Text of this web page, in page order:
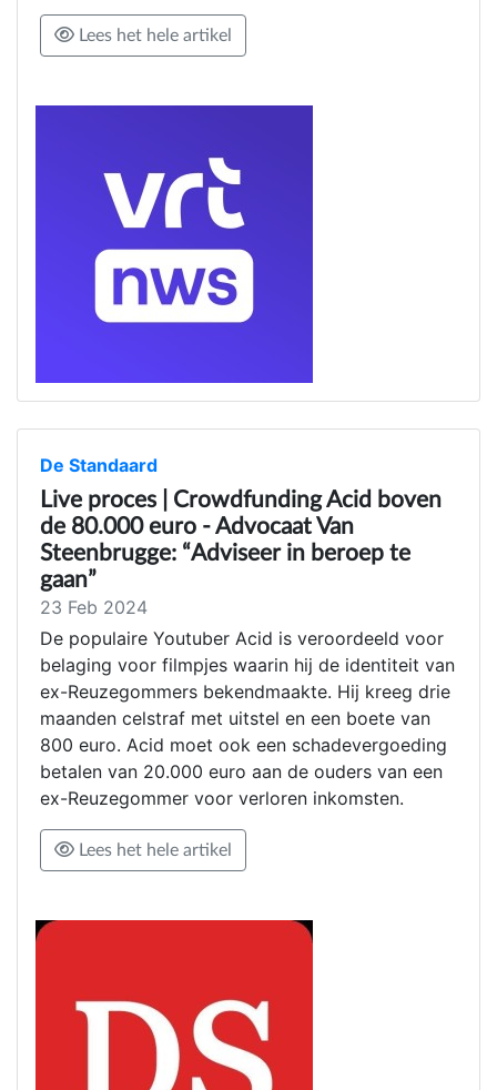
Lees het hele artikel
De Standaard
Live proces | Crowdfunding Acid boven
de 80.000 euro - Advocaat Van
Steenbrugge: “Adviseer in beroep te
gaan”
23 Feb 2024
De populaire Youtuber Acid is veroordeeld voor
belaging voor filmpjes waarin hij de identiteit van
ex-Reuzegommers bekendmaakte. Hij kreeg drie
maanden celstraf met uitstel en een boete van
800 euro. Acid moet ook een schadevergoeding
betalen van 20.000 euro aan de ouders van een
ex-Reuzegommer voor verloren inkomsten.
Lees het hele artikel